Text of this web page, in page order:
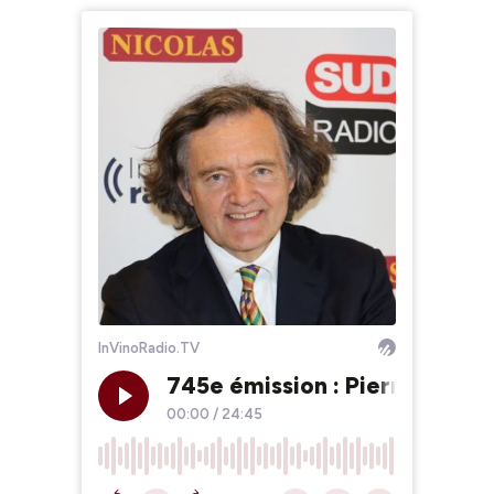
InVinoRadio.TV
745e émission : Pierre
00:00 / 24:45